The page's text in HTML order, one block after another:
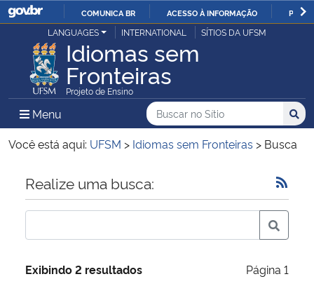
IR
PARA
O
COMUNICA BR ACESSO À INFORMAÇÃO
Ministério da Justiça e Segurança Pública
Ministério da Defesa
Ministério das Relações Exteriores
Ministério da Economia
Ministério da Infraestrutura
LANGUAGES INTERNATIONAL SÍTIOS DA UFSM
Idiomas sem
Fronteiras
Projeto de Ensino
Menu Menu Principal do Sítio
Busca
Buscar no no Sítio
Busca:
Você está aqui: UFSM > Idiomas sem Fronteiras > Busca
Início do conteúdo
Realize uma busca:
Exibindo 2 resultados Página 1